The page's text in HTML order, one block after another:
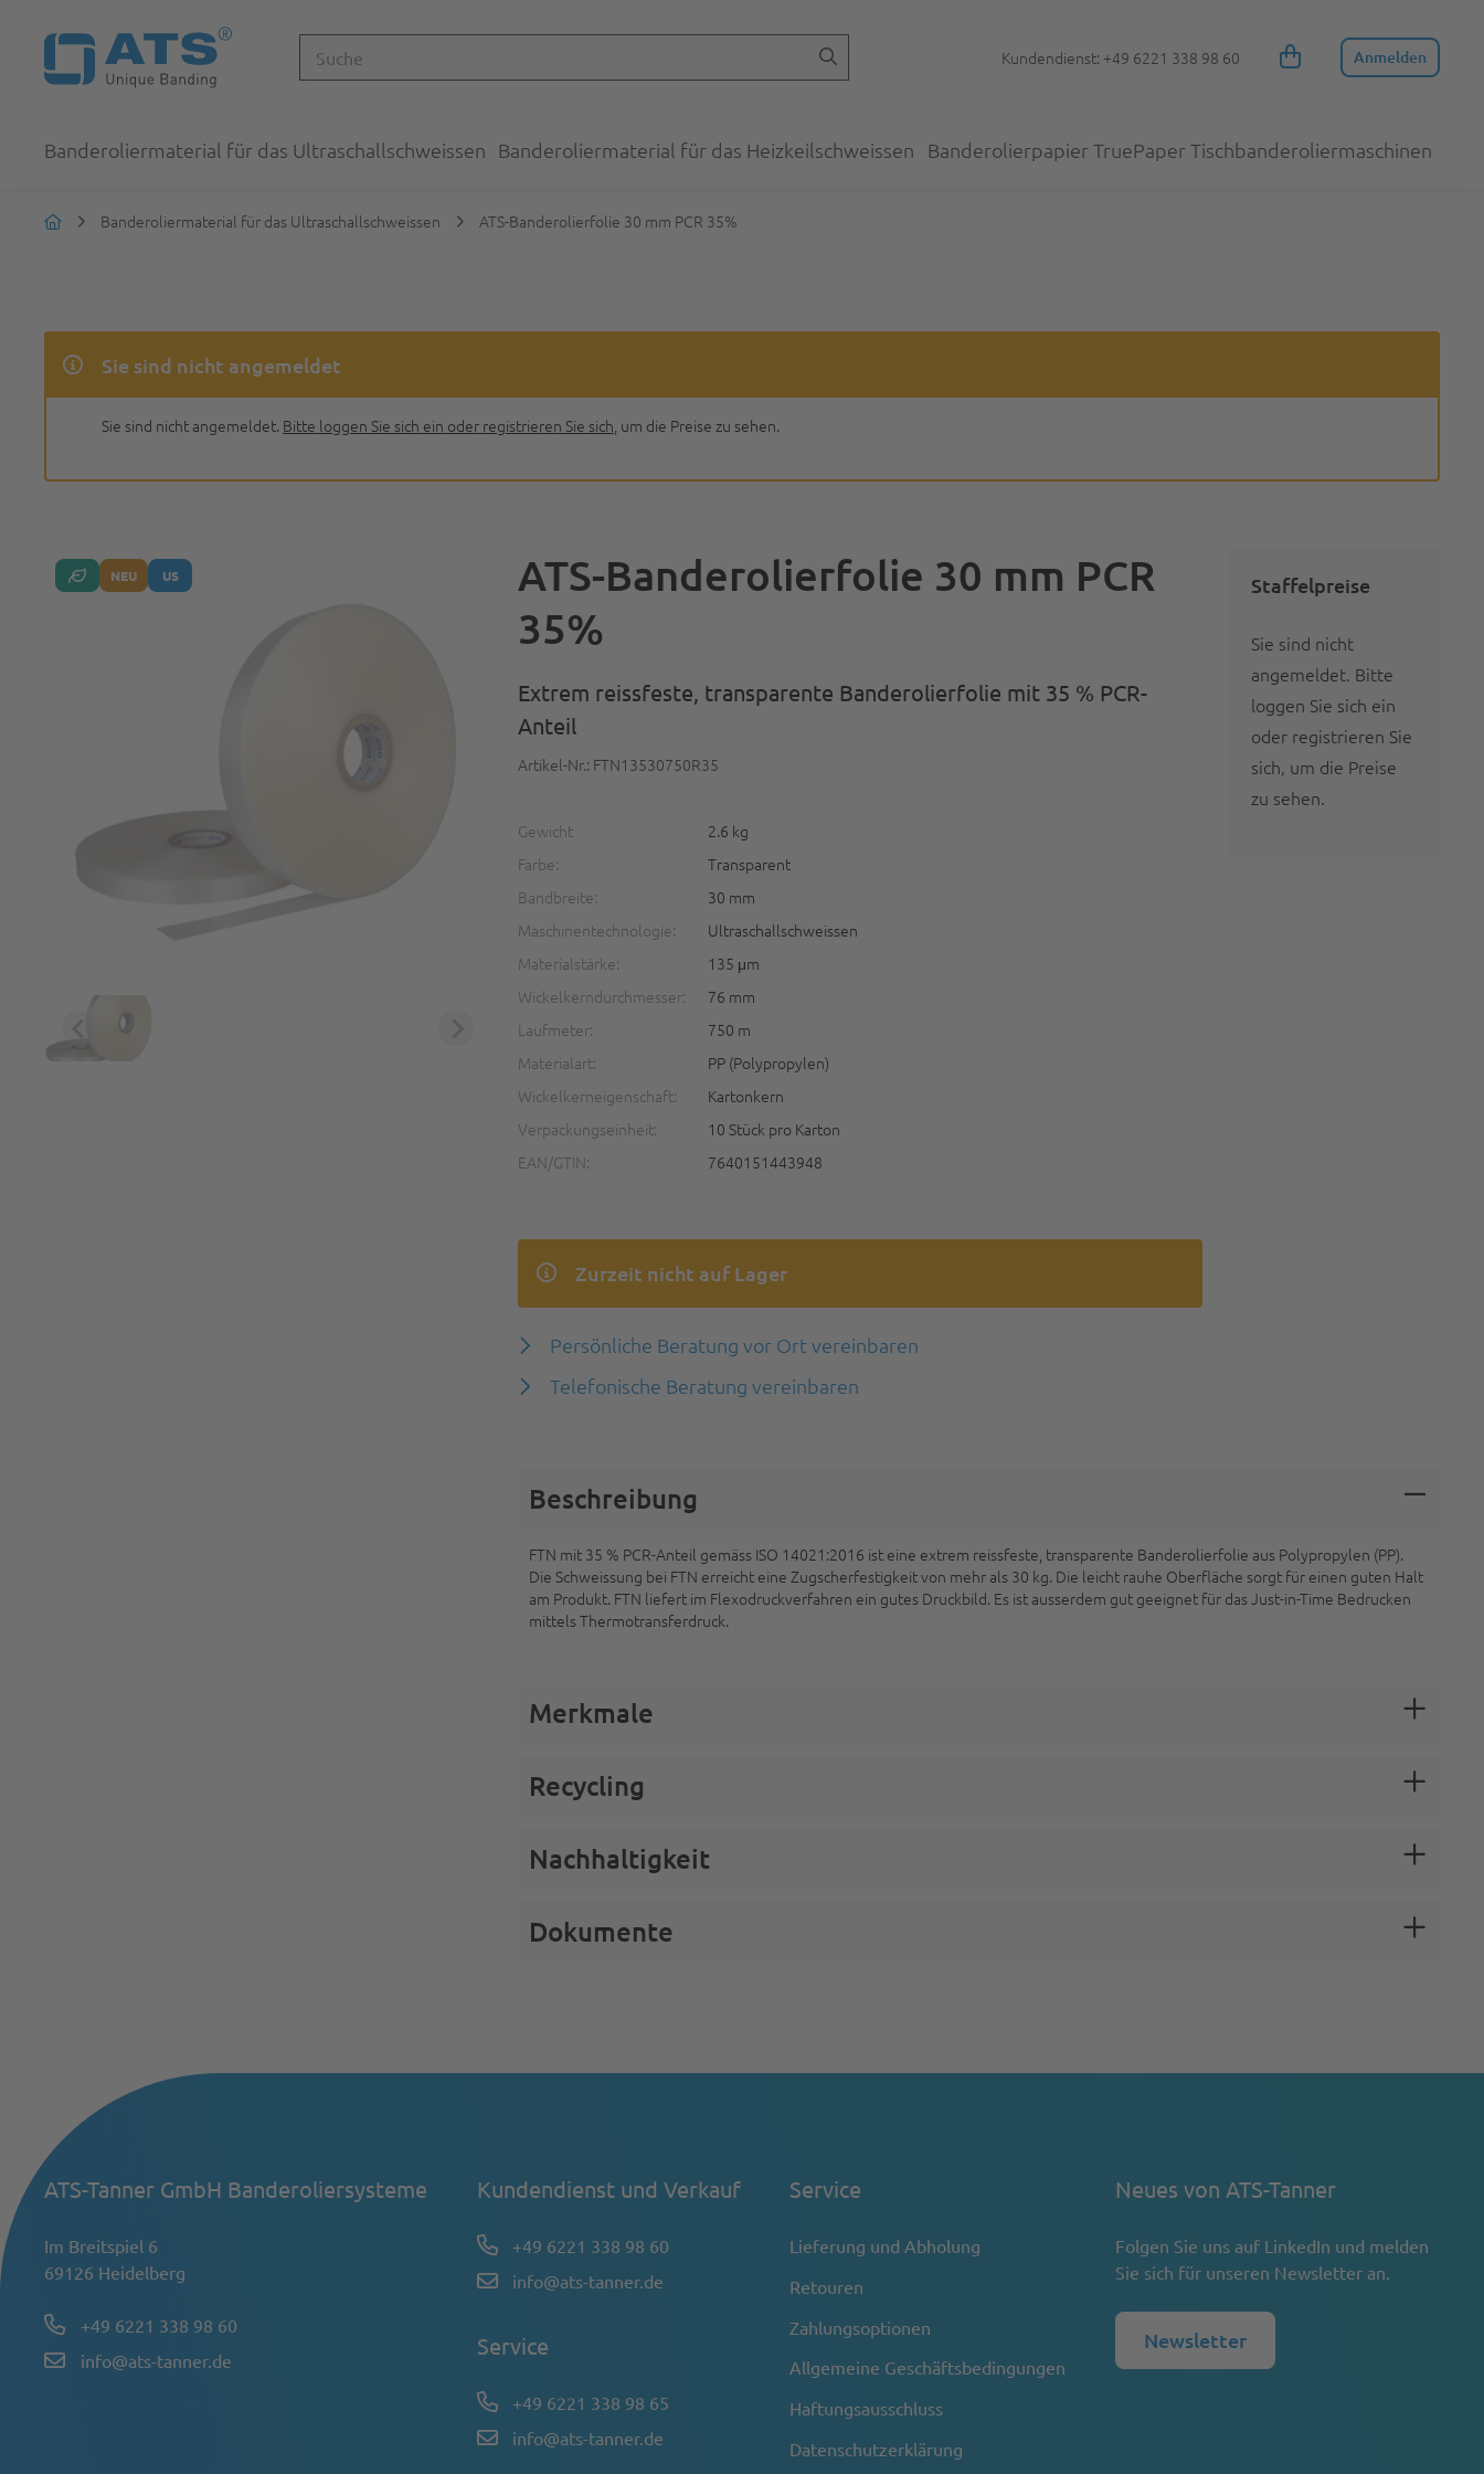
Kundendienst: +49 6221 338 98 60 Anmelden
Banderoliermaterial für das Ultraschallschweissen Banderoliermaterial für das Heizkeilschweissen Banderolierpapier TruePaper Tischbanderoliermaschinen
Banderoliermaterial für das Ultraschallschweissen ATS-Banderolierfolie 30 mm PCR 35%
Sie sind nicht angemeldet
Sie sind nicht angemeldet. Bitte loggen Sie sich ein oder registrieren Sie sich, um die Preise zu sehen.
NEU US
ATS-Banderolierfolie 30 mm PCR
35%
Extrem reissfeste, transparente Banderolierfolie mit 35 % PCR-
Anteil
Artikel-Nr.: FTN13530750R35
Gewicht
2.6 kg
Farbe:
Transparent
Bandbreite:
30 mm
Maschinentechnologie:
Ultraschallschweissen
Materialstärke:
135 μm
Wickelkerndurchmesser:
76 mm
Laufmeter:
750 m
Materialart:
PP (Polypropylen)
Wickelkerneigenschaft:
Kartonkern
Verpackungseinheit:
10 Stück pro Karton
EAN/GTIN:
7640151443948
Zurzeit nicht auf Lager
Persönliche Beratung vor Ort vereinbaren
Telefonische Beratung vereinbaren
Staffelpreise
Sie sind nicht
angemeldet. Bitte
loggen Sie sich ein
oder registrieren Sie
sich, um die Preise
zu sehen.
Beschreibung
FTN mit 35 % PCR-Anteil gemäss ISO 14021:2016 ist eine extrem reissfeste, transparente Banderolierfolie aus Polypropylen (PP).
Die Schweissung bei FTN erreicht eine Zugscherfestigkeit von mehr als 30 kg. Die leicht rauhe Oberfläche sorgt für einen guten Halt
am Produkt. FTN liefert im Flexodruckverfahren ein gutes Druckbild. Es ist ausserdem gut geeignet für das Just-in-Time Bedrucken
mittels Thermotransferdruck.
Merkmale
Recycling
Nachhaltigkeit
Dokumente
ATS-Tanner GmbH Banderoliersysteme
Im Breitspiel 6
69126 Heidelberg
+49 6221 338 98 60
info@ats-tanner.de
Kundendienst und Verkauf
+49 6221 338 98 60
info@ats-tanner.de
Service
+49 6221 338 98 65
info@ats-tanner.de
Service
Lieferung und Abholung
Retouren
Zahlungsoptionen
Allgemeine Geschäftsbedingungen
Haftungsausschluss
Datenschutzerklärung
Neues von ATS-Tanner
Folgen Sie uns auf LinkedIn und melden
Sie sich für unseren Newsletter an.
Newsletter